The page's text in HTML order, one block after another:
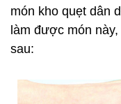
món kho quẹt dân
làm được món
sau: